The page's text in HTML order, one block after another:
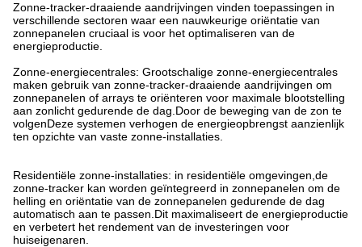
Zonne-tracker-draaiende aandrijvingen vinden toepassingen in
verschillende sectoren waar een nauwkeurige oriëntatie van
zonnepanelen cruciaal is voor het optimaliseren van de
energieproductie.
Zonne-energiecentrales: Grootschalige zonne-energiecentrales
maken gebruik van zonne-tracker-draaiende aandrijvingen om
zonnepanelen of arrays te oriënteren voor maximale blootstelling
aan zonlicht gedurende de dag.Door de beweging van de zon te
volgenDeze systemen verhogen de energieopbrengst aanzienlijk
ten opzichte van vaste zonne-installaties.
Residentiële zonne-installaties: in residentiële omgevingen,de
zonne-tracker kan worden geïntegreerd in zonnepanelen om de
helling en oriëntatie van de zonnepanelen gedurende de dag
automatisch aan te passen.Dit maximaliseert de energieproductie
en verbetert het rendement van de investeringen voor
huiseigenaren.